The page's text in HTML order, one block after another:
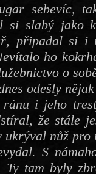
sebevíc,
si slabý jako
připadal si i
ho
o
odešly
i jeho
že stále
ukrýval nůž
S
Ty tam byly